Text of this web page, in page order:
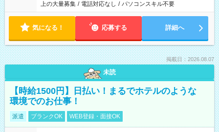
上の大量募集 / 電話対応なし / パソコンスキル不要
気になる！ 応募する 詳細へ
掲載日：2026.08.07
未読
【時給1500円】日払い！まるでホテルのような
環境でのお仕事！
派遣 ブランクOK WEB登録・面接OK